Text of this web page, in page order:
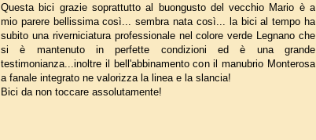
Questa bici grazie soprattutto al buongusto del vecchio Mario è a
mio parere bellissima così... sembra nata così... la bici al tempo ha
subito una riverniciatura professionale nel colore verde Legnano che
si è mantenuto in perfette condizioni ed è una grande
testimonianza...inoltre il bell'abbinamento con il manubrio Monterosa
a fanale integrato ne valorizza la linea e la slancia!
Bici da non toccare assolutamente!